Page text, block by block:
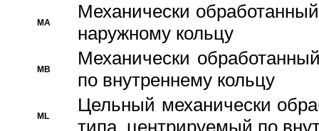
MA
Механически
наружному кольцу
MB
Механически
по внутреннему кольцу
ML
Цельный механически
типа, центрируемый по